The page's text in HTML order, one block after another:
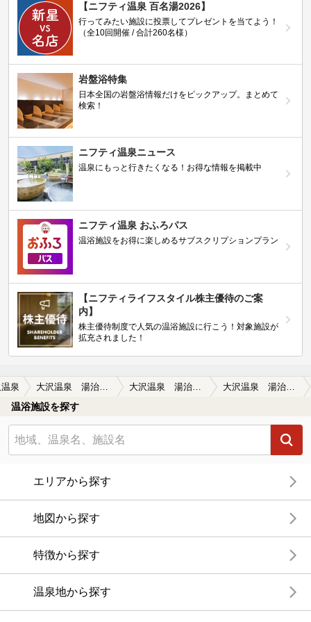
【ニフティ温泉 百名湯2026】
行ってみたい施設に投票してプレゼントを当てよう！
（全10回開催 / 合計260名様）
岩盤浴特集
日本全国の岩盤浴情報だけをピックアップ。まとめて
検索！
ニフティ温泉ニュース
温泉にもっと行きたくなる！お得な情報を掲載中
ニフティ温泉 おふろパス
温浴施設をお得に楽しめるサブスクリプションプラン
【ニフティライフスタイル株主優待のご案
内】
株主優待制度で人気の温浴施設に行こう！対象施設が
拡充されました！
泉 大沢温泉 湯治屋(とうじや） 大沢温泉 湯治屋(とうじや）の口コミ一覧 大沢温泉 湯治屋(とうじや）の口コミ ここいいかぁ？
温浴施設を探す
エリアから探す
地図から探す
特徴から探す
温泉地から探す